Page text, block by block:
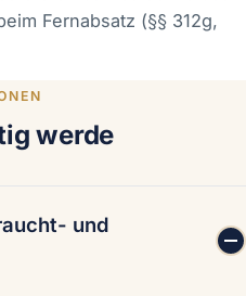
Fernabsatz (§§ 312g,
werde
und